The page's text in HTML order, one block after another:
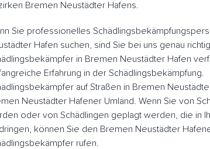
Bremen Neustädter Hafens.
Sie professionelles
Hafen suchen, sind Sie bei uns genau
in Bremen Neustädter Hafen
Erfahrung in der Schädlingsbekämpfung.
auf Straßen in Bremen
Neustädter Hafener Umland. Wenn Sie von
oder von Schädlingen geplagt werden, die in
können Sie den Bremen Neustädter
rufen.